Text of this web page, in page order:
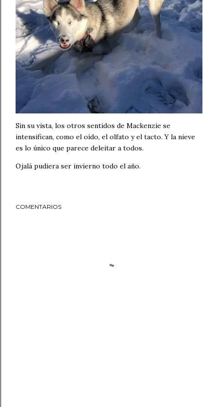
Sin su vista, los otros sentidos de Mackenzie se
intensifican, como el oído, el olfato y el tacto. Y la nieve
es lo único que parece deleitar a todos.
Ojalá pudiera ser invierno todo el año.
COMENTARIOS